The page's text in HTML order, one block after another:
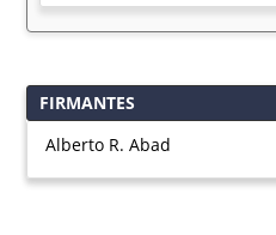
FIRMANTES
Alberto R. Abad